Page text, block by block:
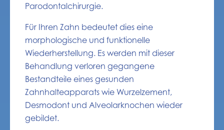
Parodontalchirurgie.
Für Ihren Zahn bedeutet dies eine
morphologische und funktionelle
Wiederherstellung. Es werden mit dieser
Behandlung verloren gegangene
Bestandteile eines gesunden
Zahnhalteapparats wie Wurzelzement,
Desmodont und Alveolarknochen wieder
gebildet.